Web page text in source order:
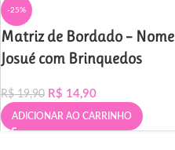
-25%
Matriz de Bordado – Nome
Josué com Brinquedos
R$19,90 R$ 14,90
ADICIONAR AO CARRINHO